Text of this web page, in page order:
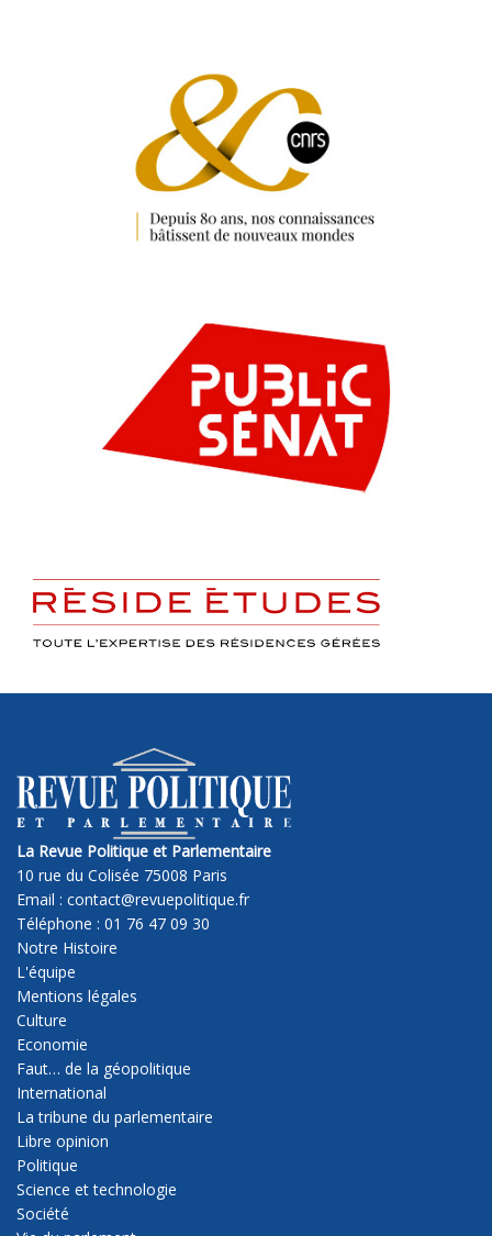
La Revue Politique et Parlementaire
10 rue du Colisée 75008 Paris
Email : contact@revuepolitique.fr
Téléphone : 01 76 47 09 30
Notre Histoire
L'équipe
Mentions légales
Culture
Economie
Faut… de la géopolitique
International
La tribune du parlementaire
Libre opinion
Politique
Science et technologie
Société